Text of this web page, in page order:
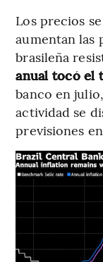
Los precios
aumentan las
brasileña
anual tocó el
banco en
actividad se
previsiones